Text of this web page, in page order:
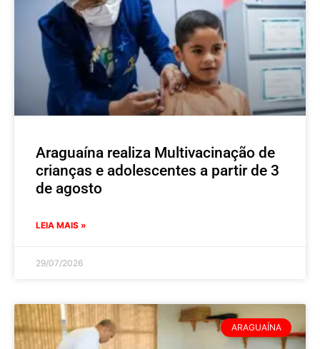
Araguaína realiza Multivacinação de
crianças e adolescentes a partir de 3
de agosto
LEIA MAIS »
29/07/2026
ARAGUAÍNA